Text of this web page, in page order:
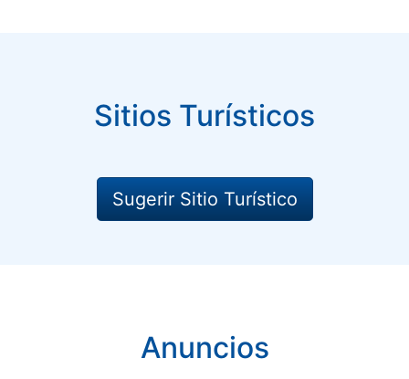
Sitios Turísticos
Sugerir Sitio Turístico
Anuncios